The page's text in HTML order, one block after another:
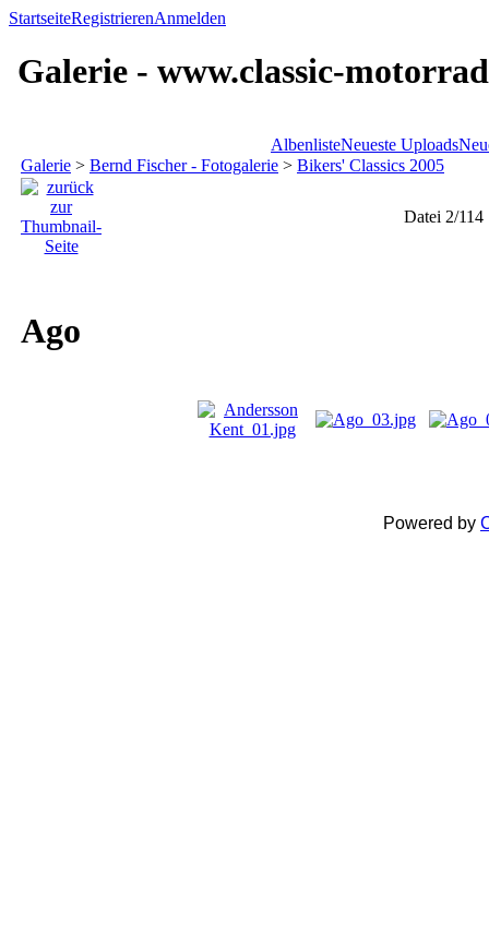
StartseiteRegistrierenAnmelden
Galerie - www.classic-
AlbenlisteNeueste Uploads
Galerie > Bernd Fischer - Fotogalerie > Bikers' Classics 2005
Datei 2/114
Ago
Powered by